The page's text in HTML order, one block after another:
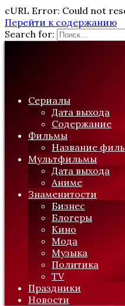
cURL Error: Could not
Перейти к содержанию
Search for:
Сериалы
Дата выхода
Содержание
Фильмы
Название
Мультфильмы
Дата выхода
Аниме
Знаменитости
Бизнес
Блогеры
Кино
Мода
Музыка
Политика
TV
Праздники
Новости